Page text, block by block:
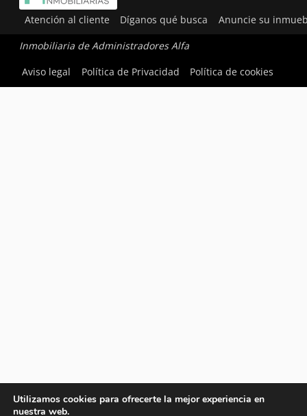
Atención al cliente Díganos qué busca Anuncie su
Inmobiliaria de Administradores Alfa
Aviso legal
Política de Privacidad Política de cookies
Utilizamos cookies para ofrecerte la mejor experiencia en
nuestra web.